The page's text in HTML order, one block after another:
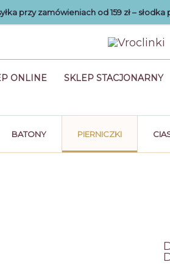
przy zamówieniach od 159 zł –
ONLINE SKLEP STACJONARNY
BATONY PIERNICZKI